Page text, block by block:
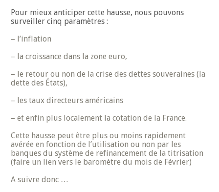
Pour mieux anticiper cette hausse, nous pouvons
surveiller cinq paramètres :
– l’inflation
– la croissance dans la zone euro,
– le retour ou non de la crise des dettes souveraines (la
dette des États),
– les taux directeurs américains
– et enfin plus localement la cotation de la France.
Cette hausse peut être plus ou moins rapidement
avérée en fonction de l’utilisation ou non par les
banques du système de refinancement de la titrisation
(faire un lien vers le baromètre du mois de Février)
A suivre donc …